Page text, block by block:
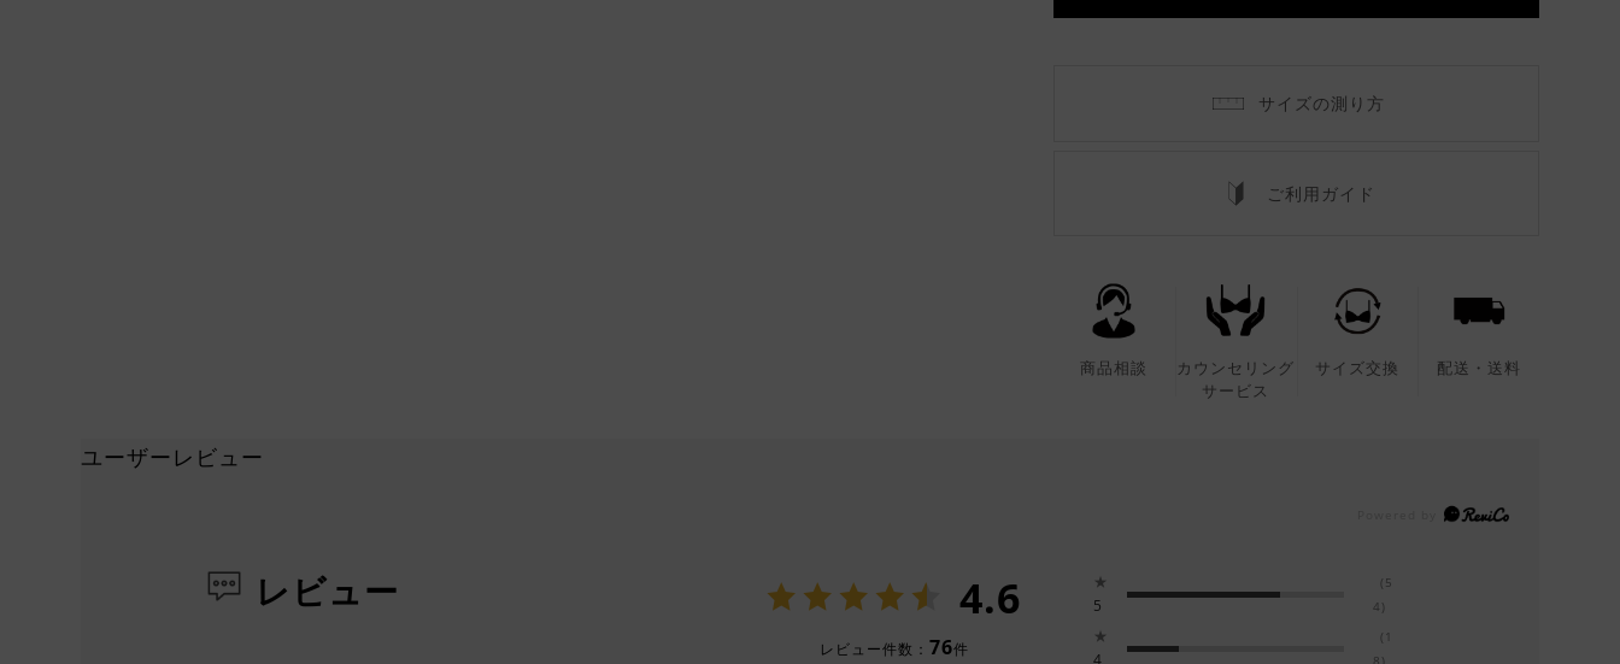
サイズの測り方
ご利用ガイド
商品相談
カウンセリング
サービス
サイズ交換 配送・送料
ユーザーレビュー
レビュー 4.6
レビュー件数： 76件
★
5
(5
4)
★
(1